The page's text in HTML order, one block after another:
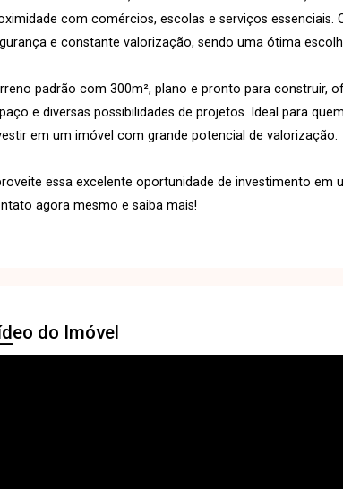
com comércios, escolas e serviços essenciais.
e constante valorização, sendo uma ótima
padrão com 300m², plano e pronto para construir,
e diversas possibilidades de projetos. Ideal para
em um imóvel com grande potencial de valorização.
essa excelente oportunidade de investimento em
agora mesmo e saiba mais!
do Imóvel